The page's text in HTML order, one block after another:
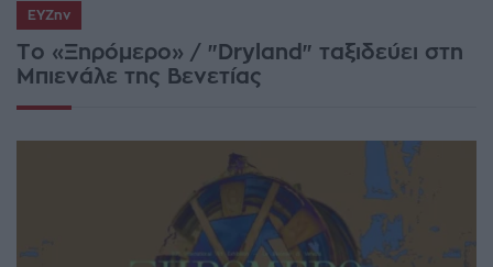
ΕΥΖην
Tο «Ξηρόμερο» / "Dryland" ταξιδεύει στη
Μπιενάλε της Βενετίας